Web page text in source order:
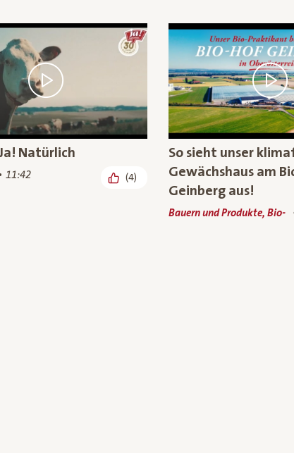
Natürlich
11:42 (4)
So sieht unser
Gewächshaus am
Geinberg aus!
Bauern und Produkte, Bio-